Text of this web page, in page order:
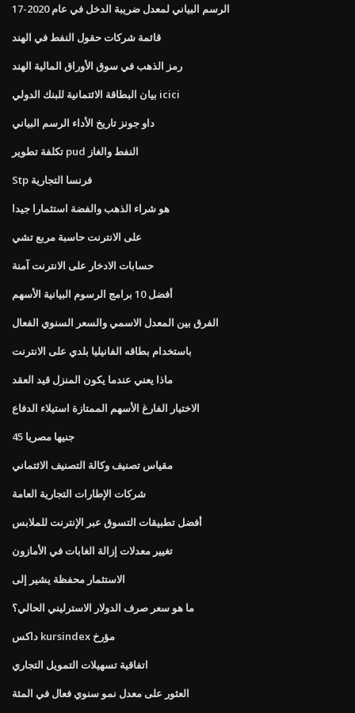
الرسم البياني لمعدل ضريبة الدخل في عام 2020-17
قائمة شركات حقول النفط في الهند
رمز الذهب في سوق الأوراق المالية الهند
بيان البطاقة الائتمانية للبنك الدولي icici
داو جونز تاريخ الأداء الرسم البياني
تكلفة تطوير pud النفط والغاز
Stp فرنسا التجارية
هو شراء الذهب والفضة استثمارا جيدا
على الانترنت حاسبة مربع تشي
حسابات الادخار على الانترنت آمنة
أفضل 10 برامج الرسوم البيانية الأسهم
الفرق بين المعدل الاسمي والسعر السنوي الفعال
باستخدام بطاقه الفانيليا بلدي على الانترنت
ماذا يعني عندما يكون المنزل قيد العقد
الاختيار الفارغ الأسهم الممتازة استيلاء الدفاع
45 جنيها مصريا
مقياس تصنيف وكالة التصنيف الائتماني
شركات الإطارات التجارية العامة
أفضل تطبيقات التسوق عبر الإنترنت للملابس
تغيير معدلات إزالة الغابات في الأمازون
الاستثمار محفظة يشير إلى
ما هو سعر صرف الدولار الاسترليني الحالي؟
داكس kursindex مؤرخ
اتفاقية تسهيلات التمويل التجاري
العثور على معدل نمو سنوي فعال في المئة